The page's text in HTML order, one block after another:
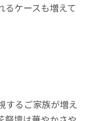
るケースも増えて
するご家族が増え